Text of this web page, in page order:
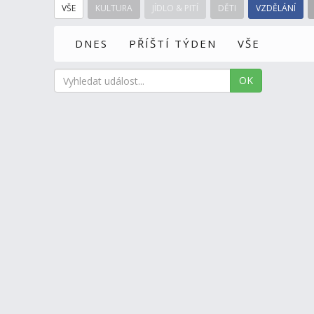
VŠE KULTURA JÍDLO & PITÍ DĚTI VZDĚLÁNÍ
DNES PŘÍŠTÍ TÝDEN VŠE
OK